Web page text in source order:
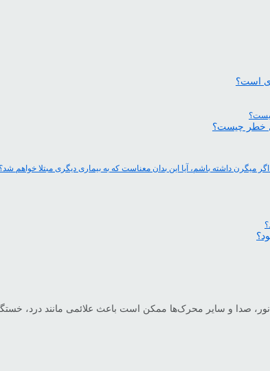
است؟
خطر چیست؟
میگرن داشته باشم، آیا این بدان معناست که به بیماری دیگری مبتلا خواهم شد؟
صدا و سایر محرک‌ها ممکن است باعث علائمی مانند درد،